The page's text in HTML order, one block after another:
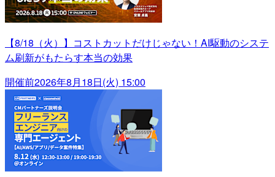
【8/18（火）】コストカットだけじゃない！AI駆動のシステ
ム刷新がもたらす本当の効果
開催前2026年8月18日(火) 15:00